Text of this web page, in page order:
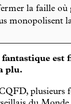
la faille où
monopolisent
est
plu.
plusieurs